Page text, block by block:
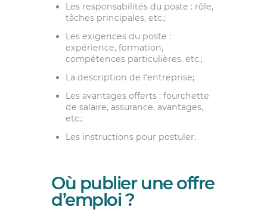
Les responsabilités du poste : rôle,
tâches principales, etc.;
Les exigences du poste :
expérience, formation,
compétences particulières, etc.;
La description de l’entreprise;
Les avantages offerts : fourchette
de salaire, assurance, avantages,
etc.;
Les instructions pour postuler.
Où publier une offre
d’emploi ?